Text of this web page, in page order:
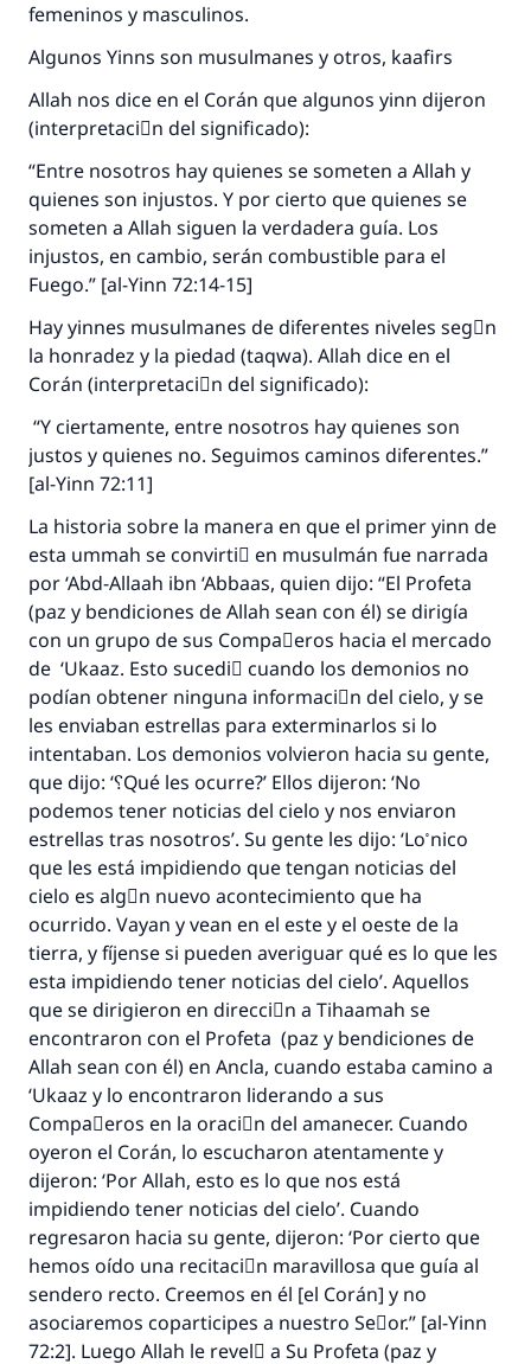
femeninos y masculinos.
Algunos Yinns son musulmanes y otros, kaafirs
Allah nos dice en el Corán que algunos yinn dijeron
(interpretaciَn del significado):
“Entre nosotros hay quienes se someten a Allah y
quienes son injustos. Y por cierto que quienes se
someten a Allah siguen la verdadera guía. Los
injustos, en cambio, serán combustible para el
Fuego.” [al-Yinn 72:14-15]
Hay yinnes musulmanes de diferentes niveles segْn
la honradez y la piedad (taqwa). Allah dice en el
Corán (interpretaciَn del significado):
“Y ciertamente, entre nosotros hay quienes son
justos y quienes no. Seguimos caminos diferentes.”
[al-Yinn 72:11]
La historia sobre la manera en que el primer yinn de
esta ummah se convirtiَ en musulmán fue narrada
por ‘Abd-Allaah ibn ‘Abbaas, quien dijo: “El Profeta
(paz y bendiciones de Allah sean con él) se dirigía
con un grupo de sus Compaٌeros hacia el mercado
de ‘Ukaaz. Esto sucediَ cuando los demonios no
podían obtener ninguna informaciَn del cielo, y se
les enviaban estrellas para exterminarlos si lo
intentaban. Los demonios volvieron hacia su gente,
que dijo: ‘؟Qué les ocurre?’ Ellos dijeron: ‘No
podemos tener noticias del cielo y nos enviaron
estrellas tras nosotros’. Su gente les dijo: ‘Lo ْnico
que les está impidiendo que tengan noticias del
cielo es algْn nuevo acontecimiento que ha
ocurrido. Vayan y vean en el este y el oeste de la
tierra, y fíjense si pueden averiguar qué es lo que les
esta impidiendo tener noticias del cielo’. Aquellos
que se dirigieron en direcciَn a Tihaamah se
encontraron con el Profeta (paz y bendiciones de
Allah sean con él) en Ancla, cuando estaba camino a
‘Ukaaz y lo encontraron liderando a sus
Compaٌeros en la oraciَn del amanecer. Cuando
oyeron el Corán, lo escucharon atentamente y
dijeron: ‘Por Allah, esto es lo que nos está
impidiendo tener noticias del cielo’. Cuando
regresaron hacia su gente, dijeron: ‘Por cierto que
hemos oído una recitaciَn maravillosa que guía al
sendero recto. Creemos en él [el Corán] y no
asociaremos coparticipes a nuestro Seٌor.” [al-Yinn
72:2]. Luego Allah le revelَ a Su Profeta (paz y